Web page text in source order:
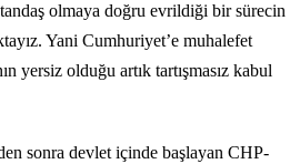
olmaya doğru evrildiği bir sürecin
Yani Cumhuriyet’e muhalefet
yersiz olduğu artık tartışmasız kabul
sonra devlet içinde başlayan CHP-